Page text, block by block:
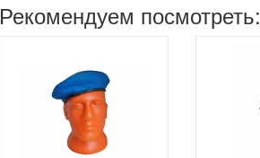
Рекомендуем посмотреть: